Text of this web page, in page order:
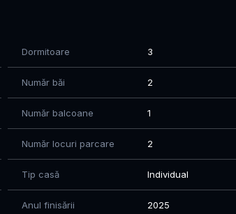
maxim
dumneavoastră
verde sau de relaxare
pentru mobilitate facilă
internet
Dormitoare 3
Număr băi 2
Număr balcoane 1
Număr locuri parcare 2
Tip casă Individual
Anul finisării 2025